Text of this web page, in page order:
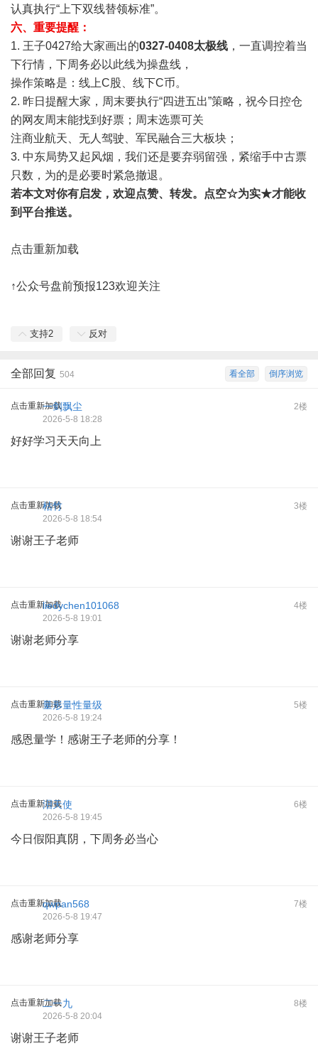
认真执行“上下双线替领标准”。
六、重要提醒：
1. 王子0427给大家画出的0327-0408太极线 ，一直调控着当
下行情，下周务必以此线为操盘线，
操作策略是：线上C股、线下C币。
2. 昨日提醒大家，周末要执行“四进五出”策略，祝今日控仓
的网友周末能找到好票；周末选票可关
注商业航天、无人驾驶、军民融合三大板块；
3. 中东局势又起风烟，我们还是要弃弱留强，紧缩手中古票
只数，为的是必要时紧急撤退。
若本文对你有启发，欢迎点赞、转发。点空☆为实★才能收
到平台推送。
点击重新加载
↑公众号盘前预报123欢迎关注
支持2 反对
倒序浏览
看全部
全部回复 504
点击重新加载 2楼
一剑飘尘
2026-5-8 18:28
好好学习天天向上
点击重新加载 3楼
枯竹
2026-5-8 18:54
谢谢王子老师
点击重新加载 4楼
liedychen101068
2026-5-8 19:01
谢谢老师分享
点击重新加载 5楼
量形量性量级
2026-5-8 19:24
感恩量学！感谢王子老师的分享！
点击重新加载 6楼
泪天使
2026-5-8 19:45
今日假阳真阴，下周务必当心
点击重新加载 7楼
qwpan568
2026-5-8 19:47
感谢老师分享
点击重新加载 8楼
二一九
2026-5-8 20:04
谢谢王子老师